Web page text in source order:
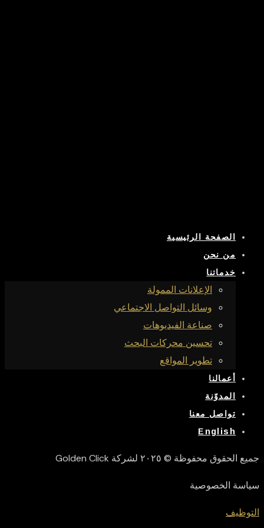
الصفحة الرئيسية
من نحن
خدماتنا
الإعلانات الممولة
وسائل التواصل الاجتماعي
صناعة الفيديوهات
تحسين محركات البحث
تطوير المواقع
أعمالنا
المدوّنة
تواصل معنا
English
جميع الحقوق محفوظة © ٢٠٢٥ لشركة Golden Click
سياسة الخصوصية
التوظيف